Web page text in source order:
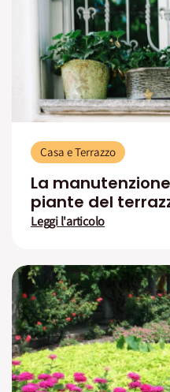
Casa e Terrazzo
La
piante del
Leggi l'articolo